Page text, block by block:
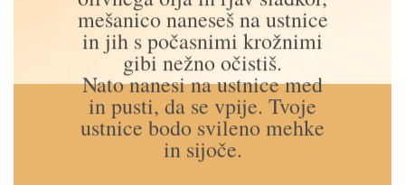
mešanico naneseš na ustnice
in jih s počasnimi krožnimi
gibi nežno očistiš.
Nato nanesi na ustnice med
in pusti, da se vpije. Tvoje
ustnice bodo svileno mehke
in sijoče.